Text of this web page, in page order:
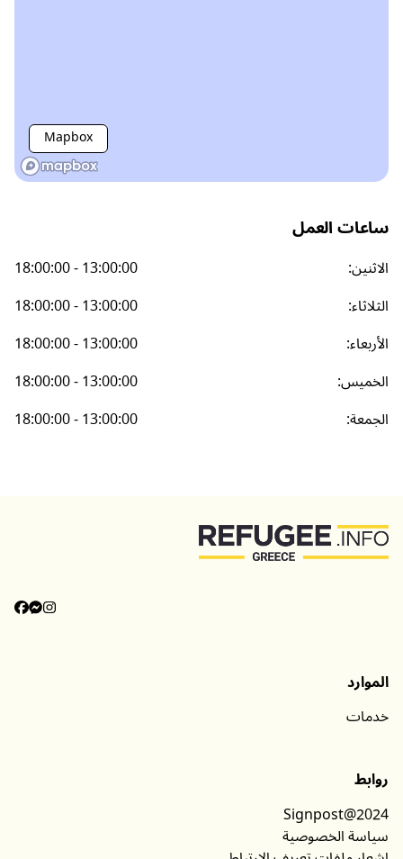
Mapbox
ساعات العمل
الاثنين:
18:00:00 - 13:00:00
الثلاثاء:
18:00:00 - 13:00:00
الأربعاء:
18:00:00 - 13:00:00
الخميس:
18:00:00 - 13:00:00
الجمعة:
18:00:00 - 13:00:00
الموارد
خدمات
روابط
Signpost@2024
سياسة الخصوصية